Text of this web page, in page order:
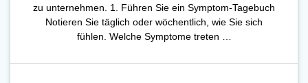
zu unternehmen. 1. Führen Sie ein Symptom-Tagebuch
Notieren Sie täglich oder wöchentlich, wie Sie sich
fühlen. Welche Symptome treten …